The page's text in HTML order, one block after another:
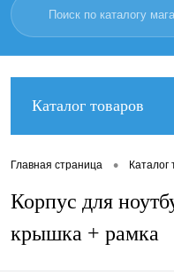
Каталог товаров
Главная страница • Каталог
Корпус для
крышка + рамка